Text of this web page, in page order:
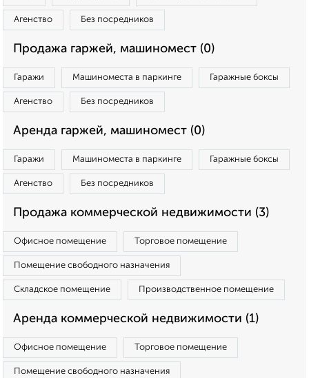
Агенство Без посредников
Продажа гаржей, машиномест (0)
Гаражи Машиноместа в паркинге Гаражные боксы
Агенство Без посредников
Аренда гаржей, машиномест (0)
Гаражи Машиноместа в паркинге Гаражные боксы
Агенство Без посредников
Продажа коммерческой недвижимости (3)
Офисное помещение Торговое помещение
Помещение свободного назначения
Складское помещение Производственное помещение
Аренда коммерческой недвижимости (1)
Офисное помещение Торговое помещение
Помещение свободного назначения